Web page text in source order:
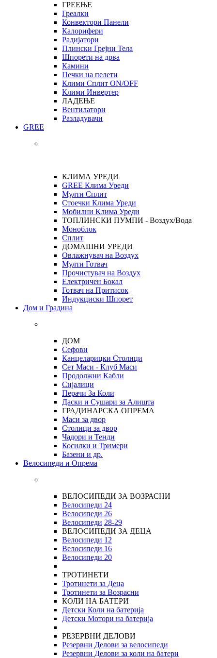
ГРЕЕЊЕ
Греалки
Конвектори Панели
Калорифери
Радијатори
Плински Грејни Тела
Шпорети на дрва
Камини
Печки на пелети
Клими Сплит ON/OFF
Клими Инвертер
ЛАДЕЊЕ
Вентилатори
Разладувачи
GREE
КЛИМА УРЕДИ
GREE Клима Уреди
Мулти Сплит
Стоечки Клима Уреди
Мобилни Клима Уреди
ТОПЛИНСКИ ПУМПИ - Воздух/Вода
Моноблок
Сплит
ДОМАШНИ УРЕДИ
Овлажнувач на Воздух
Мулти Готвач
Прочистувач на Воздух
Електричен Бокал
Готвач на Притисок
Индукциски Шпорет
Дом и Градина
ДОМ
Сефови
Канцеларицки Столици
Сет Маси - Клуб Маси
Продолжни Кабли
Сијалици
Перачи За Коли
Даски и Сушари за Алишта
ГРАДИНАРСКА ОПРЕМА
Маси за двор
Столици за двор
Чадори и Тенди
Косилки и Тримери
Базени и др.
Велосипеди и Опрема
ВЕЛОСИПЕДИ ЗА ВОЗРАСНИ
Велосипеди 24
Велосипеди 26
Велосипеди 28-29
ВЕЛОСИПЕДИ ЗА ДЕЦА
Велосипеди 12
Велосипеди 16
Велосипеди 20
ТРОТИНЕТИ
Тротинети за Деца
Тротинети за Возрасни
КОЛИ НА БАТЕРИ
Детски Коли на батерија
Детски Мотори на батерија
РЕЗЕРВНИ ДЕЛОВИ
Резервни Делови за велосипеди
Резервни Делови за коли на батери